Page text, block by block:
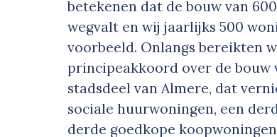
betekenen dat de bouw van
wegvalt en wij jaarlijks 500
voorbeeld. Onlangs bereikten
principeakkoord over de bouw
stadsdeel van Almere, dat
sociale huurwoningen, een
derde goedkope